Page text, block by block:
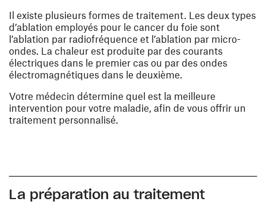
Il existe plusieurs formes de traitement. Les deux types
d’ablation employés pour le cancer du foie sont
l’ablation par radiofréquence et l’ablation par micro-
ondes. La chaleur est produite par des courants
électriques dans le premier cas ou par des ondes
électromagnétiques dans le deuxième.
Votre médecin détermine quel est la meilleure
intervention pour votre maladie, afin de vous offrir un
traitement personnalisé.
La préparation au traitement